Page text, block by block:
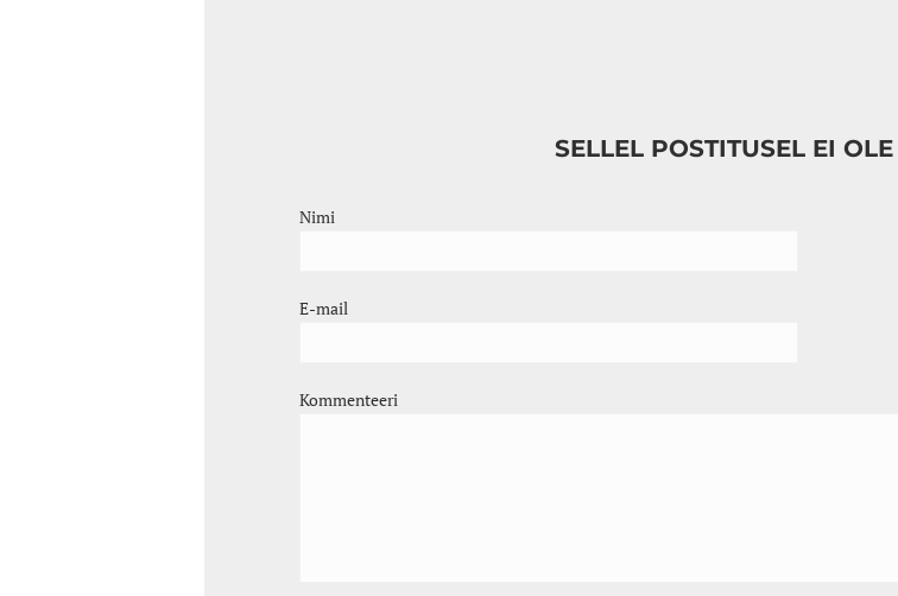
SELLEL POSTITUSEL EI
Nimi
E-mail
Kommenteeri